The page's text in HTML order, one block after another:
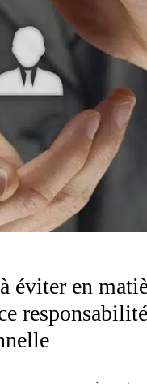
éviter en
responsabilité